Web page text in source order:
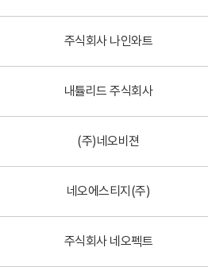
주식회사 나인와트
내튤리드 주식회사
(주)네오비젼
네오에스티지(주)
주식회사 네오펙트